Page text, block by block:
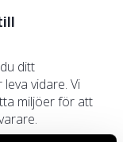
ditt
vidare. Vi
miljöer för att